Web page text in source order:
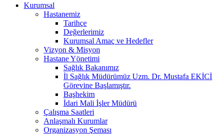
Kurumsal
Hastanemiz
Tarihçe
Değerlerimiz
Kurumsal Amaç ve Hedefler
Vizyon & Misyon
Hastane Yönetimi
Sağlık Bakanımız
İl Sağlık Müdürümüz Uzm. Dr. Mustafa EKİCİ
Görevine Başlamıştır.
Başhekim
İdari Mali İşler Müdürü
Çalışma Saatleri
Anlaşmalı Kurumlar
Organizasyon Şeması